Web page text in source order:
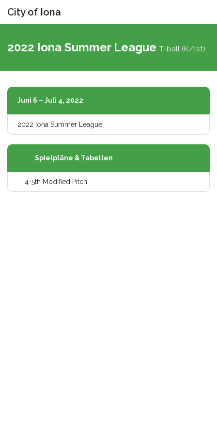
City of Iona
2022 Iona Summer League T-ball (K/1st)
Juni 6 – Juli 4, 2022
2022 Iona Summer League
Spielpläne & Tabellen
4-5th Modified Pitch